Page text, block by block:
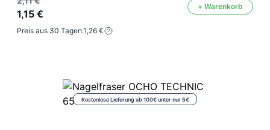
1,15 €
+ Warenkorb
Preis aus 30 Tagen:1,26 €
Kostenlose Lieferung ab 100€ unter nur 5€